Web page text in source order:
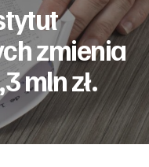
zmienia
mln zł.